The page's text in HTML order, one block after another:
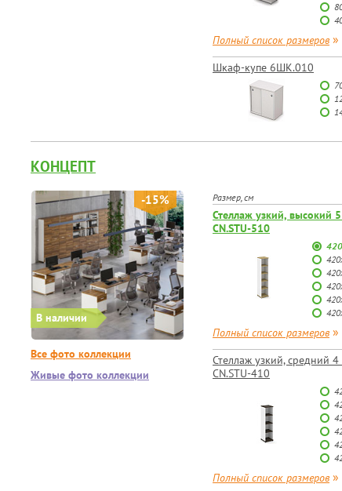
Полный список размеров »
Шкаф-купе 6ШК.010
КОНЦЕПТ
В наличии
-15%
Все фото коллекции
Живые фото коллекции
Размер, см
Стеллаж узкий, высокий
CN.STU-510
Полный список размеров »
Стеллаж узкий, средний
CN.STU-410
Полный список размеров »